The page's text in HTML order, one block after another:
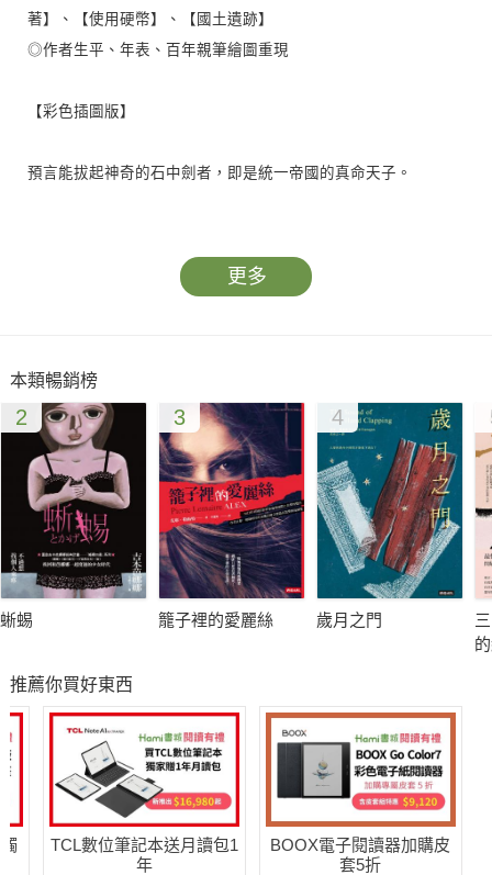
著】、【使用硬幣】、【國土遺跡】
◎作者生平、年表、百年親筆繪圖重現
【彩色插圖版】
預言能拔起神奇的石中劍者，即是統一帝國的真命天子。
武士都趕來效忠他，亞瑟順勢成了圓桌武士的首領，就此組成了
正義遠征隊。於是「亞瑟王與圓桌武士」的故事開始了……
劍」才能對抗邪惡，但更可怕的巫師似乎也在等待著他們，四面
受敵下，英勇的亞瑟王必須以王者的智慧帶領這群騎士們闖過森
林。而當身負重傷的亞瑟王被「關薇娜」救起，他誓言王后非她
莫屬，亞瑟能夠拋下王者之姿贏得美人心嗎？
一段近乎神話，充滿英雄、美人及騎士精神的傳奇故事即將展
開……
圓桌武士已翻譯成10幾種語言。
中劍》、1953《圓桌武士》。
更多
本類暢銷榜
2
蜥蜴
3
籠子裡的愛麗絲
4
歲月之門
推薦你買好東西
TCL數位筆記本送月讀包1
年
BOOX電子閱讀器加購皮
套5折